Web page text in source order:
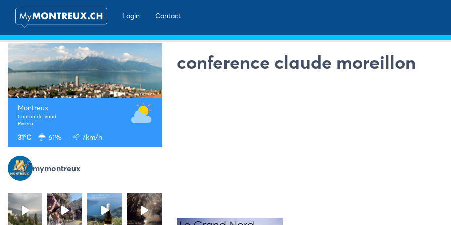
Login
Contact
Montreux
Canton de Vaud
Riviera
31°C 61% 7km/h
mymontreux
conference claude moreillon